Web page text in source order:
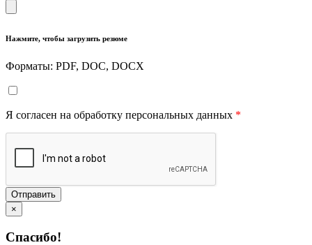
Нажмите, чтобы загрузить резюме
Форматы: PDF, DOC, DOCX
Я согласен на обработку персональных данных *
Отправить
×
Спасибо!